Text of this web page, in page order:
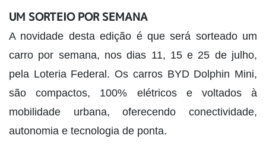
UM SORTEIO POR SEMANA
A novidade desta edição é que será sorteado um
carro por semana, nos dias 11, 15 e 25 de julho,
pela Loteria Federal. Os carros BYD Dolphin Mini,
são compactos, 100% elétricos e voltados à
mobilidade urbana, oferecendo conectividade,
autonomia e tecnologia de ponta.